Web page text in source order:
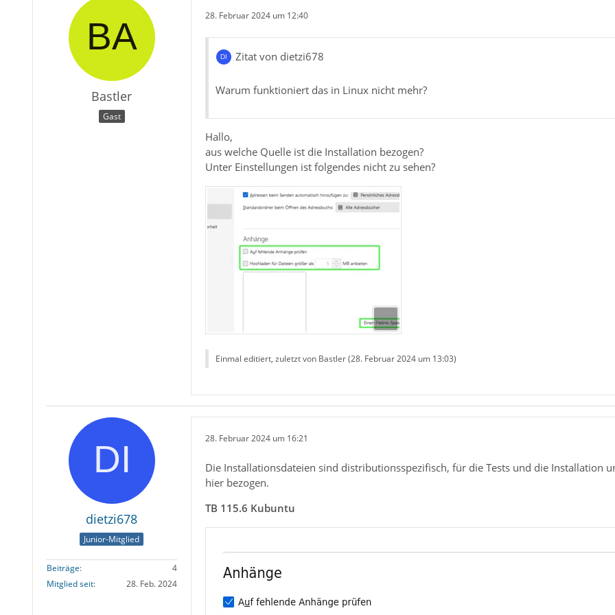
Bastler
Gast
28. Februar 2024 um 12:40
Zitat von dietzi678
Warum funktioniert das in Linux nicht mehr?
Hallo,
aus welche Quelle ist die Installation bezogen?
Unter Einstellungen ist folgendes nicht zu sehen?
Einmal editiert, zuletzt von Bastler (28. Februar 2024 um 13:03)
dietzi678
Junior-Mitglied
Beiträge
4
Mitglied seit
28. Feb. 2024
28. Februar 2024 um 16:21
Die Installationsdateien sind distributionsspezifisch, für die Tests und die Installation
hier bezogen.
TB 115.6 Kubuntu